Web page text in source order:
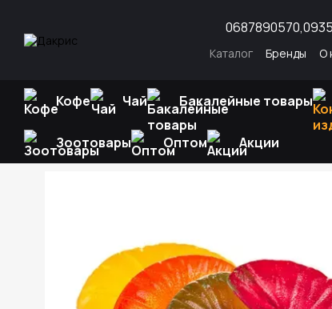
0687890570,
Каталог Бренды О
Кофе Чай Бакалейные товары
Зоотовары Оптом Акции